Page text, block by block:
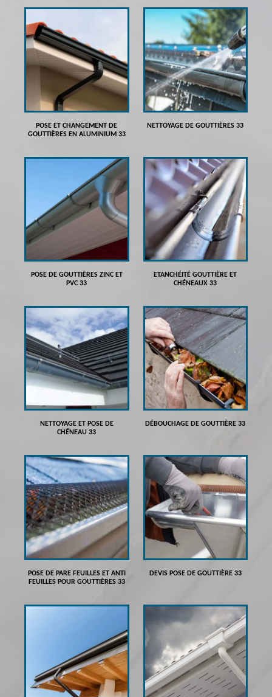
POSE ET CHANGEMENT DE
GOUTTIÈRES EN ALUMINIUM 33
NETTOYAGE DE GOUTTIÈRES 33
POSE DE GOUTTIÈRES ZINC ET
PVC 33
ETANCHÉITÉ GOUTTIÈRE ET
CHÉNEAUX 33
NETTOYAGE ET POSE DE
CHÉNEAU 33
DÉBOUCHAGE DE GOUTTIÈRE 33
POSE DE PARE FEUILLES ET ANTI
FEUILLES POUR GOUTTIÈRES 33
DEVIS POSE DE GOUTTIÈRE 33